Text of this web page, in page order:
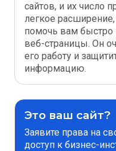
сайтов, и их число
легкое
помочь вам быстро
веб-страницы. Он
его работу и
информацию.
Это ваш сайт?
Заявите права на
доступ к бизнес-